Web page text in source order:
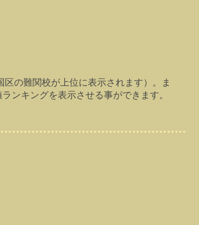
の難関校が上位に表示されます）。ま
ンキングを表示させる事ができます。